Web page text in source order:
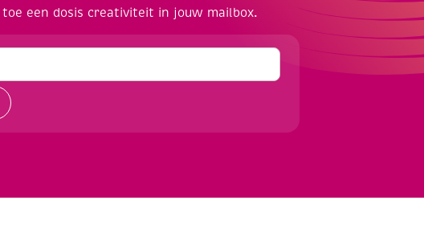
een dosis creativiteit in jouw mailbox.